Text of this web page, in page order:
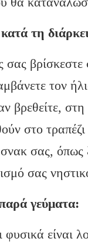
τη
βρίσκεστε
τον
βρεθείτε,
στο
σας,
σας
γεύματα:
είναι